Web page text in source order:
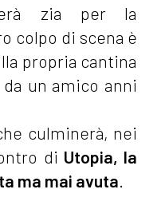
zia per la
colpo di scena è
propria cantina
un amico anni
culminerà, nei
di Utopia, la
ma mai avuta